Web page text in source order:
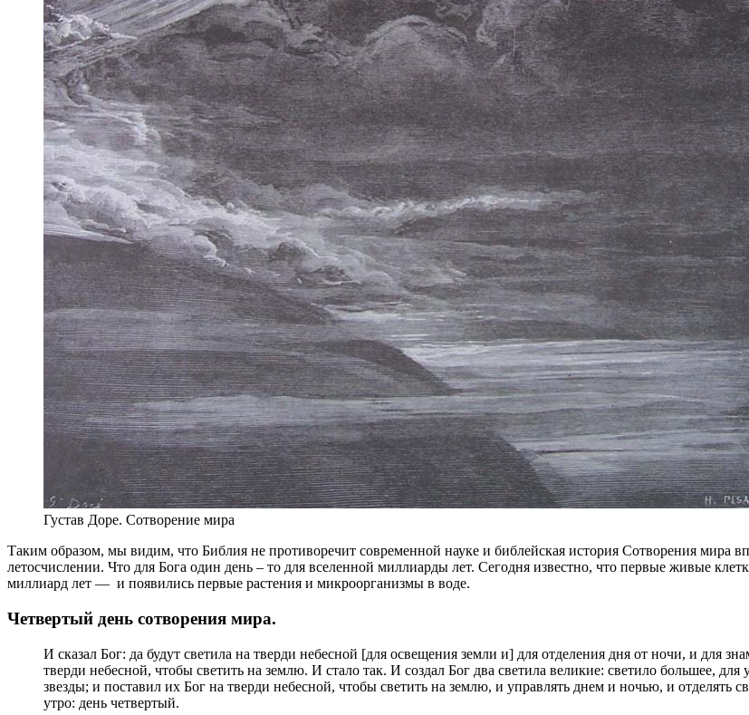
Густав Доре. Сотворение мира
Таким образом, мы видим, что Библия не противоречит современной науке и библейская история Сотворения мира
летосчислении. Что для Бога один день – то для вселенной миллиарды лет. Сегодня известно, что первые живые
миллиард лет — и появились первые растения и микроорганизмы в воде.
Четвертый день сотворения мира.
И сказал Бог: да будут светила на тверди небесной [для освещения земли и] для отделения дня от ночи, и для
тверди небесной, чтобы светить на землю. И стало так. И создал Бог два светила великие: светило большее,
звезды; и поставил их Бог на тверди небесной, чтобы светить на землю, и управлять днем и ночью, и
утро: день четвертый.